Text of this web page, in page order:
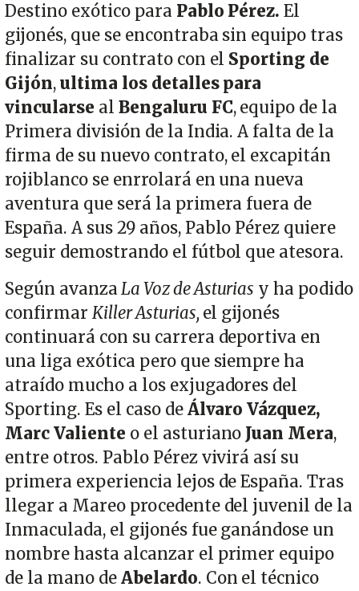
Destino exótico para Pablo Pérez. El
gijonés, que se encontraba sin equipo tras
finalizar su contrato con el Sporting de
Gijón,ultima los detalles para
vincularse al Bengaluru FC, equipo de la
Primera división de la India. A falta de la
firma de su nuevo contrato, el excapitán
rojiblanco se enrrolará en una nueva
aventura que será la primera fuera de
España. A sus 29 años, Pablo Pérez quiere
seguir demostrando el fútbol que atesora.
Según avanzaLa Voz de Asturias y ha podido
confirmar Killer Asturias, el gijonés
continuará con su carrera deportiva en
una liga exótica pero que siempre ha
atraído mucho a los exjugadores del
Sporting. Es el caso deÁlvaro Vázquez,
Marc Valiente o el asturiano Juan Mera,
entre otros. Pablo Pérez vivirá así su
primera experiencia lejos de España. Tras
llegar a Mareo procedente del juvenil de la
Inmaculada, el gijonés fue ganándose un
nombre hasta alcanzar el primer equipo
de la mano deAbelardo. Con el técnico